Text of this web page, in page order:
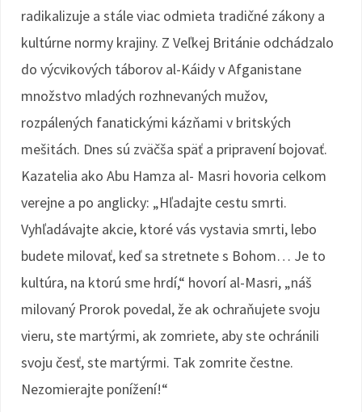
radikalizuje a stále viac odmieta tradičné zákony a
kultúrne normy krajiny. Z Veľkej Británie odchádzalo
do výcvikových táborov al-Káidy v Afganistane
množstvo mladých rozhnevaných mužov,
rozpálených fanatickými kázňami v britských
mešitách. Dnes sú zväčša späť a pripravení bojovať.
Kazatelia ako Abu Hamza al- Masri hovoria celkom
verejne a po anglicky: „Hľadajte cestu smrti.
Vyhľadávajte akcie, ktoré vás vystavia smrti, lebo
budete milovať, keď sa stretnete s Bohom… Je to
kultúra, na ktorú sme hrdí,“ hovorí al-Masri, „náš
milovaný Prorok povedal, že ak ochraňujete svoju
vieru, ste martýrmi, ak zomriete, aby ste ochránili
svoju česť, ste martýrmi. Tak zomrite čestne.
Nezomierajte ponížení!“